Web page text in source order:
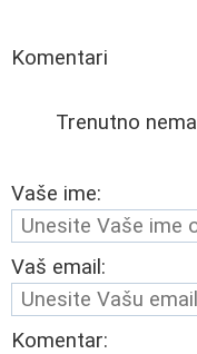
Komentari
Trenutno
Vaše ime:
Vaš email:
Komentar: